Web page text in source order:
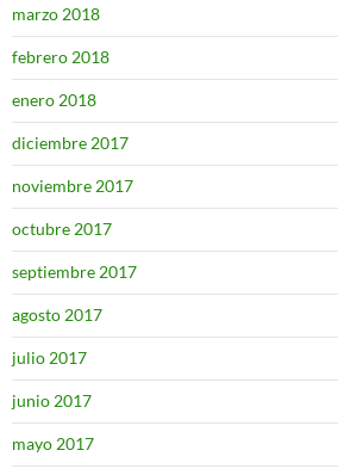
marzo 2018
febrero 2018
enero 2018
diciembre 2017
noviembre 2017
octubre 2017
septiembre 2017
agosto 2017
julio 2017
junio 2017
mayo 2017